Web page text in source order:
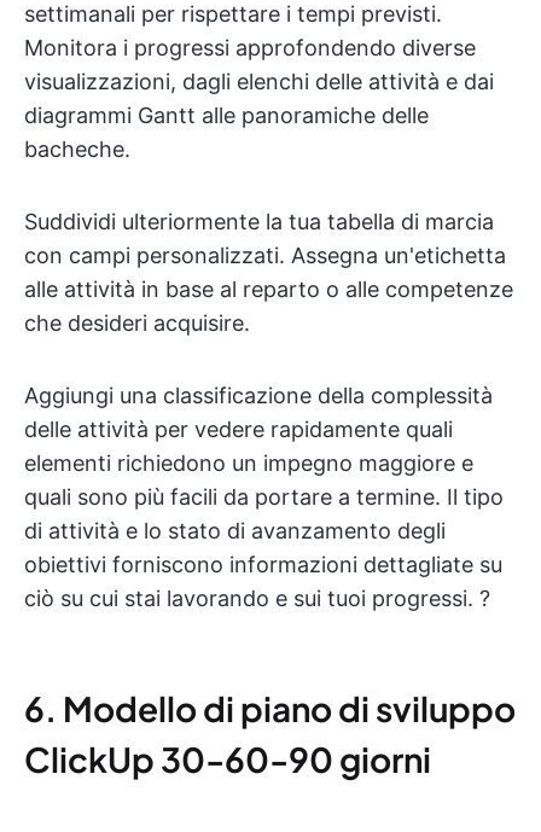
settimanali per rispettare i tempi previsti.
Monitora i progressi approfondendo diverse
visualizzazioni, dagli elenchi delle attività e dai
diagrammi Gantt alle panoramiche delle
bacheche.
Suddividi ulteriormente la tua tabella di marcia
con campi personalizzati. Assegna un'etichetta
alle attività in base al reparto o alle competenze
che desideri acquisire.
Aggiungi una classificazione della complessità
delle attività per vedere rapidamente quali
elementi richiedono un impegno maggiore e
quali sono più facili da portare a termine. Il tipo
di attività e lo stato di avanzamento degli
obiettivi forniscono informazioni dettagliate su
ciò su cui stai lavorando e sui tuoi progressi. ?️
6. Modello di piano di sviluppo
ClickUp 30-60-90 giorni